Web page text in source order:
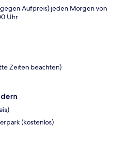
Aufpreis) jeden Morgen von
Uhr
Zeiten beachten)
(kostenlos)